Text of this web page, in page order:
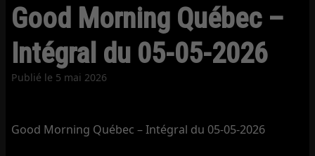
Good Morning Québec –
Intégral du 05-05-2026
Publié le 5 mai 2026
Good Morning Québec – Intégral du 05-05-2026